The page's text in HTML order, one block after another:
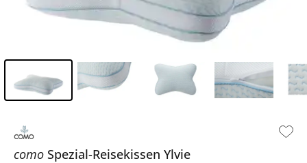
como Spezial-Reisekissen Ylvie